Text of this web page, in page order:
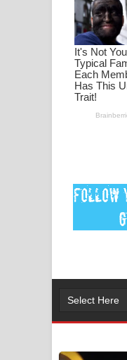
පද
Dai
2026